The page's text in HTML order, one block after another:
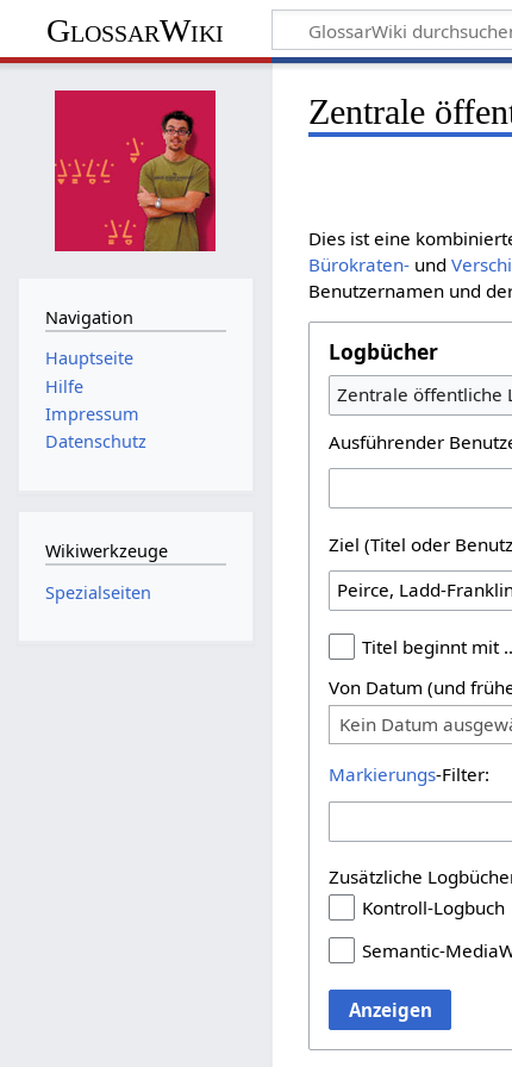
GlossarWiki
Zentrale
Dies ist eine
Bürokraten- und
Benutzernamen und
Logbücher
Zentrale öffentliche
Ausführender
Ziel (Titel oder
Titel beginnt mit
Von Datum (und
Kein Datum
Markierungs-Filter:
Zusätzliche
Kontroll-Logbuch
Semantic-
Anzeigen
Navigation
Hauptseite
Hilfe
Impressum
Datenschutz
Wikiwerkzeuge
Spezialseiten